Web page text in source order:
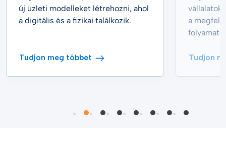
új üzleti modelleket létrehozni, ahol
a digitális és a fizikai találkozik.
Tudjon meg többet
a
Tudjon